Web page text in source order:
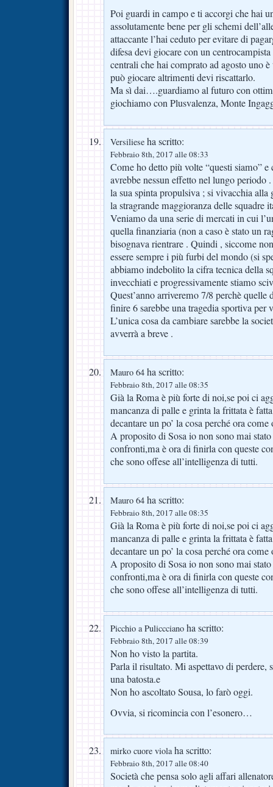
Poi guardi in campo e ti accorgi che hai
assolutamente bene per gli schemi
attaccante l’hai ceduto per evitare di
difesa devi giocare con un
centrali che hai comprato ad agosto uno
può giocare altrimenti devi riscattarlo.
Ma sì dai….guardiamo al futuro con
giochiamo con Plusvalenza, Monte
Versiliese ha scritto:
Febbraio 8th, 2017 alle 08:33
Come ho detto più volte “questi siamo” e
avrebbe nessun effetto nel lungo periodo
la sua spinta propulsiva ; si vivacchia
la stragrande maggioranza delle squadre
Veniamo da una serie di mercati in cui
quella finanziaria (non a caso è stato un
bisognava rientrare . Quindi , siccome
essere sempre i più furbi del mondo (si
abbiamo indebolito la cifra tecnica della
invecchiati e progressivamente stiamo
Quest’anno arriveremo 7/8 perchè quelle
finire 6 sarebbe una tragedia sportiva per
L’unica cosa da cambiare sarebbe la
avverrà a breve .
Mauro 64 ha scritto:
Febbraio 8th, 2017 alle 08:35
Già la Roma è più forte di noi,se poi ci
mancanza di palle e grinta la frittata è
decantare un po’ la cosa perché ora
A proposito di Sosa io non sono mai
confronti,ma è ora di finirla con queste
che sono offese all’intelligenza di tutti.
Mauro 64 ha scritto:
Febbraio 8th, 2017 alle 08:35
Già la Roma è più forte di noi,se poi ci
mancanza di palle e grinta la frittata è
decantare un po’ la cosa perché ora
A proposito di Sosa io non sono mai
confronti,ma è ora di finirla con queste
che sono offese all’intelligenza di tutti.
Picchio a Puliccciano ha scritto:
Febbraio 8th, 2017 alle 08:39
Non ho visto la partita.
Parla il risultato. Mi aspettavo di perdere,
una batosta.e
Non ho ascoltato Sousa, lo farò oggi.
Ovvia, si ricomincia con l’esonero…
mirko cuore violaha scritto:
Febbraio 8th, 2017 alle 08:40
Società che pensa solo agli affari